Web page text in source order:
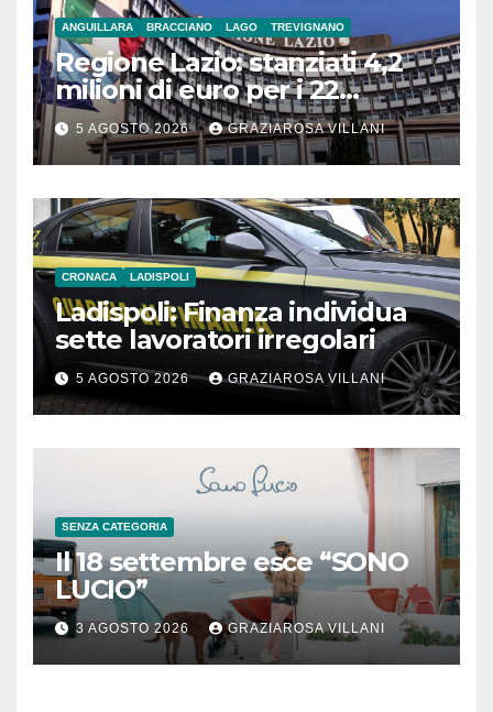
ANGUILLARA BRACCIANO LAGO TREVIGNANO
Regione Lazio: stanziati 4,2
milioni di euro per i 22
Comuni dell’Etruria
Meridionale
5 AGOSTO 2026 GRAZIAROSA VILLANI
CRONACA LADISPOLI
Ladispoli: Finanza individua
sette lavoratori irregolari
5 AGOSTO 2026 GRAZIAROSA VILLANI
SENZA CATEGORIA
Il 18 settembre esce “SONO
LUCIO”
3 AGOSTO 2026 GRAZIAROSA VILLANI